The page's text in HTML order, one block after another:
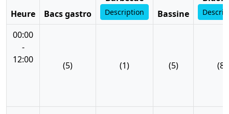
Heure Bacs gastro Description Bassine
00:00
-
12:00
(5) (1) (5) (8)